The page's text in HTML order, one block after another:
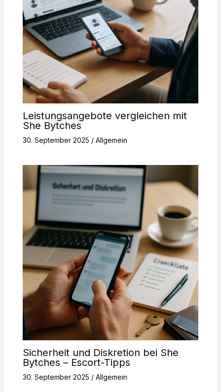
Leistungsangebote vergleichen mit
She Bytches
30. September 2025 / Allgemein
Sicherheit und Diskretion bei She
Bytches – Escort-Tipps
30. September 2025 / Allgemein